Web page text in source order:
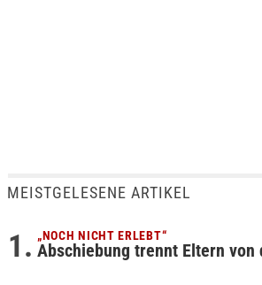
MEISTGELESENE ARTIKEL
„NOCH NICHT ERLEBT“
Abschiebung trennt Eltern